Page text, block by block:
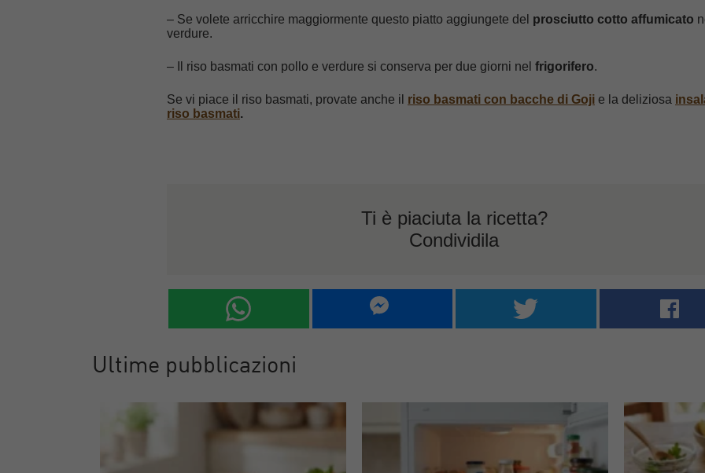
– Se volete arricchire maggiormente questo piatto aggiungete del prosciutto cotto affumicato
verdure.
– Il riso basmati con pollo e verdure si conserva per due giorni nel frigorifero.
Se vi piace il riso basmati, provate anche il riso basmati con bacche di Goji e la deliziosa
riso basmati.
Ti è piaciuta la ricetta?
Condividila
Ultime pubblicazioni